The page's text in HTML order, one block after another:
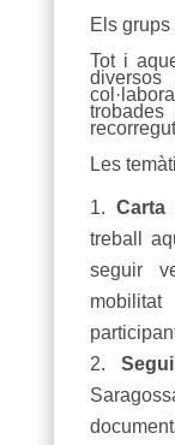
Els grups
Tot i
Les
Carta
treball
seguir